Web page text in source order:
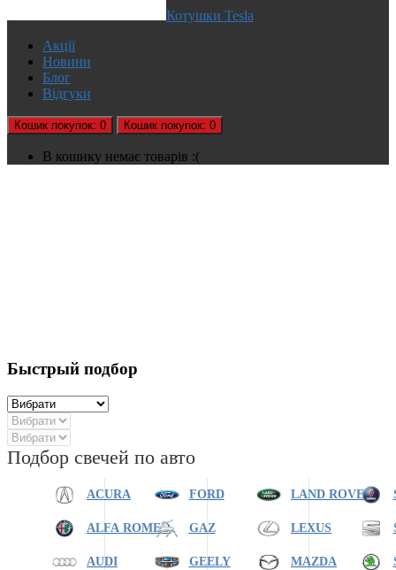
Котушки Tesla
Акції
Новини
Блог
Відгуки
Кошик покупок: 0 Кошик покупок: 0
В кошику немає товарів :(
Быстрый подбор
Подбор свечей по авто
ACURA
ALFA ROMEO
AUDI
FORD
GAZ
GEELY
LAND ROVER
LEXUS
MAZDA